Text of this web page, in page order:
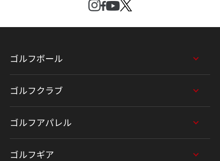
ゴルフボール
ゴルフクラブ
ゴルフアパレル
ゴルフギア